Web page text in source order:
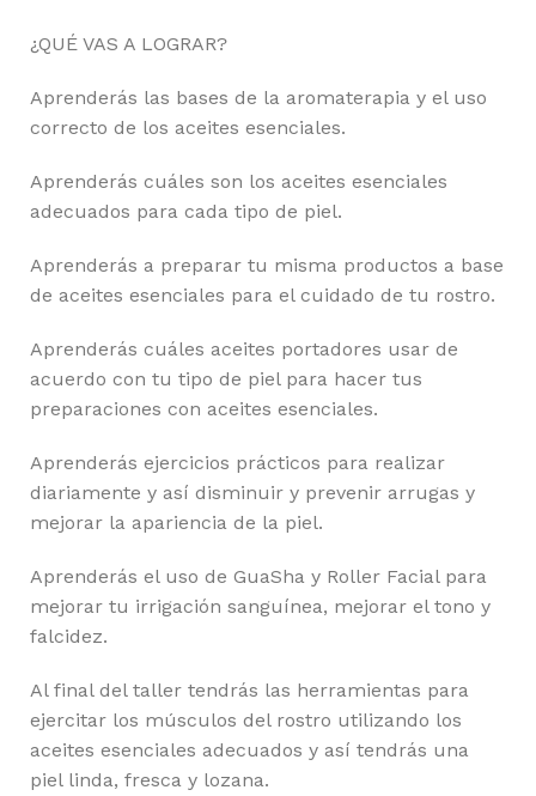
¿QUÉ VAS A LOGRAR?
Aprenderás las bases de la aromaterapia y el uso
correcto de los aceites esenciales.
Aprenderás cuáles son los aceites esenciales
adecuados para cada tipo de piel.
Aprenderás a preparar tu misma productos a base
de aceites esenciales para el cuidado de tu rostro.
Aprenderás cuáles aceites portadores usar de
acuerdo con tu tipo de piel para hacer tus
preparaciones con aceites esenciales.
Aprenderás ejercicios prácticos para realizar
diariamente y así disminuir y prevenir arrugas y
mejorar la apariencia de la piel.
Aprenderás el uso de GuaSha y Roller Facial para
mejorar tu irrigación sanguínea, mejorar el tono y
falcidez.
Al final del taller tendrás las herramientas para
ejercitar los músculos del rostro utilizando los
aceites esenciales adecuados y así tendrás una
piel linda, fresca y lozana.